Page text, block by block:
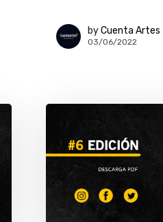
byCuenta Artes
03/06/2022